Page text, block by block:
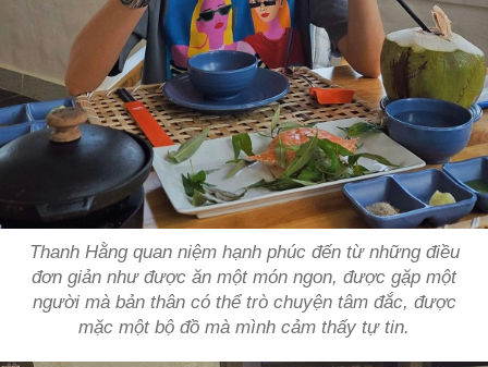
Thanh Hằng quan niệm hạnh phúc đến từ những điều
đơn giản như được ăn một món ngon, được gặp một
người mà bản thân có thể trò chuyện tâm đắc, được
mặc một bộ đồ mà mình cảm thấy tự tin.